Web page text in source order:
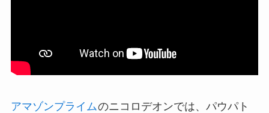
アマゾンプライムのニコロデオンでは、パウパト